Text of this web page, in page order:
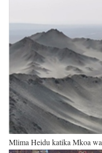
Mlima Heidu katika Mkoa